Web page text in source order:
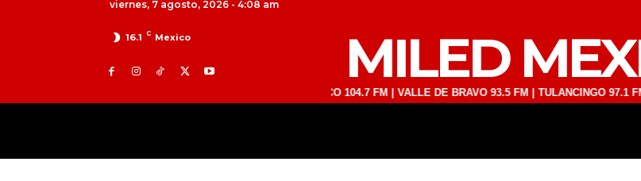
viernes, 7 agosto, 2026 - 4:08 am
16.1 C Mexico MILED
TOLUCA 98.9 FM | ATLACOMULCO 104.7 FM | VALLE DE BRAVO 93.5 FM | TULANCINGO 97.1 FM |